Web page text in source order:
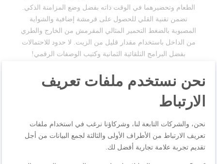
المراجعات
الطعام وتحضيرهما في الوقت ذاته بفضل وضع المزامنة الذكي.
تضمن تقنية القلي للحصول على قرمشة إضافية والشواية
المصبوبة بالضغط التحمير المثالي المقرمش من الخارج والطري
من الداخل باستخدام مقدار قليل من الزيت. لا حدود للاحتمالات
بفضل البرامج التلقائية الثمانية وكتيب الوصفات الرقمي!
مواصفات المنتجات
نحن نستخدم ملفات تعريف
الارتباط
نحن، والشركات التابعة لنا، وشركاؤنا نرغب في استخدام ملفات
تعريف الارتباط من الأطراف الأولى والثالثة لجمع البيانات من أجل
تقديم تجربة علامة تجارية أفضل لك.